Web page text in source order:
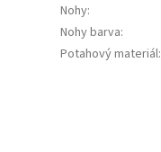
Nohy:
Nohy barva:
Potahový materiál: